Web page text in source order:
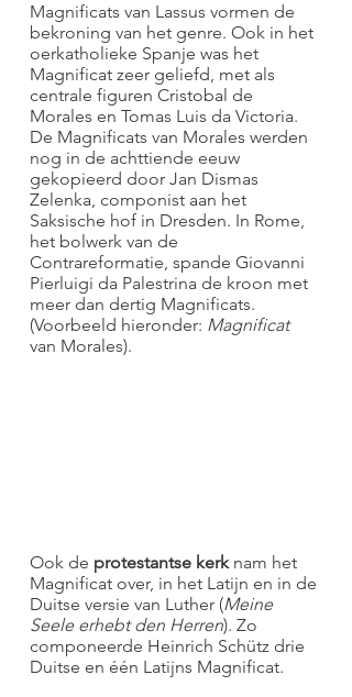
Magnificats van Lassus vormen de
bekroning van het genre. Ook in het
oerkatholieke Spanje was het
Magnificat zeer geliefd, met als
centrale figuren Cristobal de
Morales en Tomas Luis da Victoria.
De Magnificats van Morales werden
nog in de achttiende eeuw
gekopieerd door Jan Dismas
Zelenka, componist aan het
Saksische hof in Dresden. In Rome,
het bolwerk van de
Contrareformatie, spande Giovanni
Pierluigi da Palestrina de kroon met
meer dan dertig Magnificats.
(Voorbeeld hieronder: Magnificat
van Morales).
Ook de protestantse kerknam het
Magnificat over, in het Latijn en in de
Duitse versie van Luther (Meine
Seele erhebt den Herren). Zo
componeerde Heinrich Schütz drie
Duitse en één Latijns Magnificat.